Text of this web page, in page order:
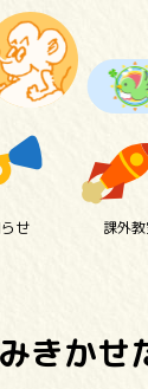
せ 課外
きか